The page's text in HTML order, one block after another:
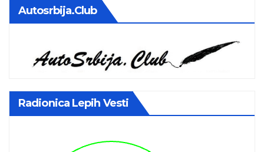
Autosrbija.club
Radionica Lepih Vesti